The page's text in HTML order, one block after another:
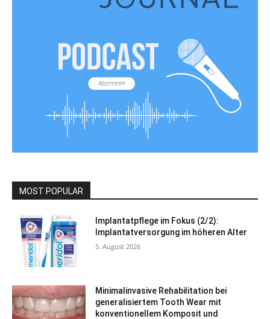
MOST POPULAR
Implantatpflege im Fokus (2/2):
Implantatversorgung im höheren Alter
5. August 2026
Minimalinvasive Rehabilitation bei
generalisiertem Tooth Wear mit
konventionellem Komposit und